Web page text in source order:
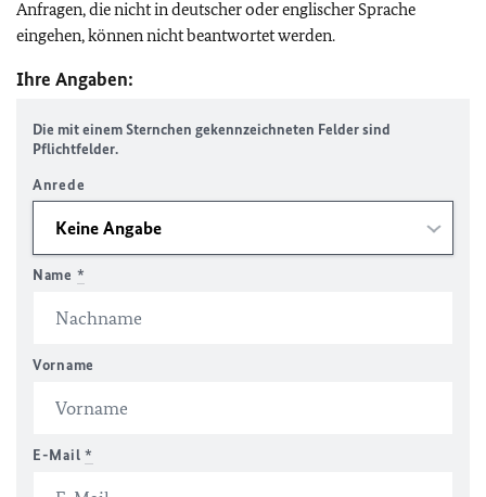
Anfragen, die nicht in deutscher oder englischer Sprache
eingehen, können nicht beantwortet werden.
Ihre Angaben:
Die mit einem Sternchen gekennzeichneten Felder sind
Pflichtfelder.
Anrede
Name *
Vorname
E-Mail *